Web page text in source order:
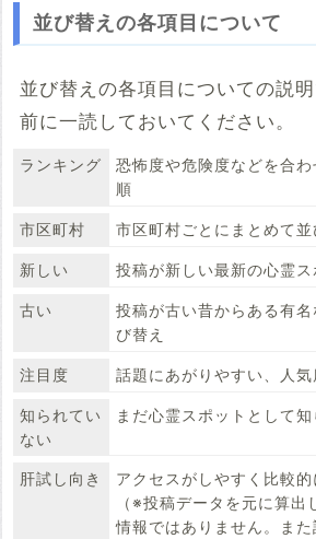
並び替えの各項目について
並び替えの各項目についての説
前に一読しておいてください。
ランキング
恐怖度や危険度などを合
順
市区町村 市区町村ごとにまとめて並
新しい 投稿が新しい最新の心霊ス
古い
投稿が古い昔からある有
び替え
注目度 話題にあがりやすい、人
知られてい
ない
まだ心霊スポットとして
肝試し向き
アクセスがしやすく比較
（※投稿データを元に算出
情報ではありません。ま